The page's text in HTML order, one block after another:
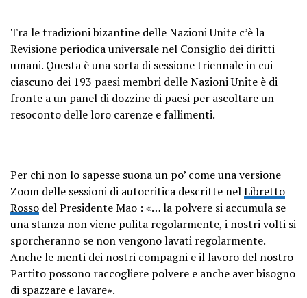
Tra le tradizioni bizantine delle Nazioni Unite c’è la
Revisione periodica universale nel Consiglio dei diritti
umani. Questa è una sorta di sessione triennale in cui
ciascuno dei 193 paesi membri delle Nazioni Unite è di
fronte a un panel di dozzine di paesi per ascoltare un
resoconto delle loro carenze e fallimenti.
Per chi non lo sapesse suona un po’ come una versione
Zoom delle sessioni di autocritica descritte nelLibretto
Rosso del Presidente Mao : «… la polvere si accumula se
una stanza non viene pulita regolarmente, i nostri volti si
sporcheranno se non vengono lavati regolarmente.
Anche le menti dei nostri compagni e il lavoro del nostro
Partito possono raccogliere polvere e anche aver bisogno
di spazzare e lavare».